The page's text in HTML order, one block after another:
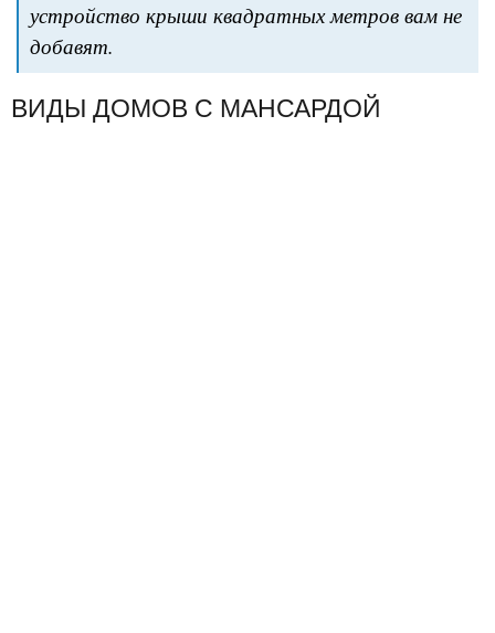
устройство крыши квадратных метров вам не
добавят.
ВИДЫ ДОМОВ С МАНСАРДОЙ